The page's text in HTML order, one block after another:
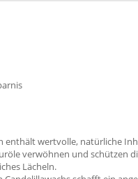
enthält wertvolle, natürliche
verwöhnen und schützen
Lächeln.